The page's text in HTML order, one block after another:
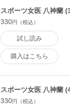
スポーツ女医 八神蘭
330円（税込）
試し読み
購入はこちら
スポーツ女医 八神蘭
330円（税込）